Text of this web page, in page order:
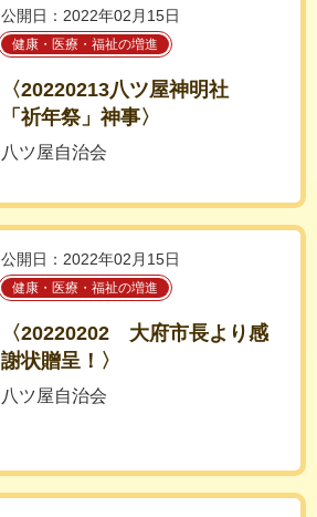
公開日：2022年02月15日
健康・医療・福祉の増進
〈20220213八ツ屋神明社
「祈年祭」神事〉
八ツ屋自治会
公開日：2022年02月15日
健康・医療・福祉の増進
〈20220202 大府市長より感
謝状贈呈！〉
八ツ屋自治会